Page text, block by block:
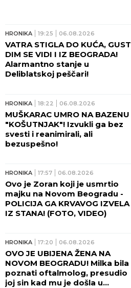
HRONIKA 19:25 06.08.2026
VATRA STIGLA DO KUĆA, GUST
DIM SE VIDI I IZ BEOGRADA!
Alarmantno stanje u
Deliblatskoj peščari!
HRONIKA 18:22 06.08.2026
MUŠKARAC UMRO NA BAZENU
"KOŠUTNJAK"! Izvukli ga bez
svesti i reanimirali, ali
bezuspešno!
HRONIKA 17:57 06.08.2026
Ovo je Zoran koji je usmrtio
majku na Novom Beogradu -
POLICIJA GA KRVAVOG IZVELA
IZ STANA! (FOTO, VIDEO)
HRONIKA 17:20 06.08.2026
OVO JE UBIJENA ŽENA NA
NOVOM BEOGRADU! Milka bila
poznati oftalmolog, presudio
joj sin kad mu je došla u